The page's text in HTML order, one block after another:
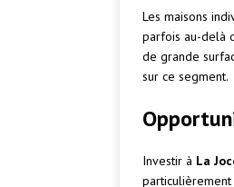
Les maisons
parfois au-delà
de grande
sur ce segment.
Investir à La